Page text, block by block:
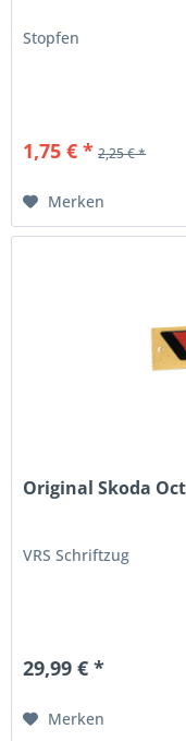
Stopfen
1,75 € * 2,25 € *
Merken
Original Skoda
VRS Schriftzug
29,99 € *
Merken